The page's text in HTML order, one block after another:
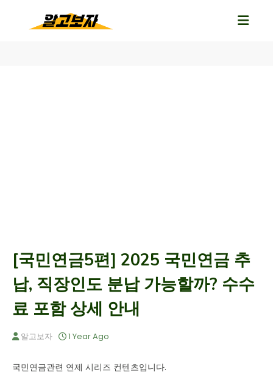
[국민연금5편] 2025 국민연금 추
납, 직장인도 분납 가능할까? 수수
료 포함 상세 안내
알고보자 1 Year Ago
국민연금관련 연제 시리즈 컨텐츠입니다.